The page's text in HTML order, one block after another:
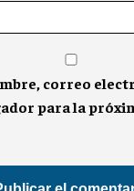
correo
para la